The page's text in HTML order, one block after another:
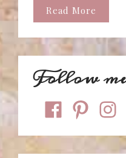
Read More
Follow me
facebookpinterest